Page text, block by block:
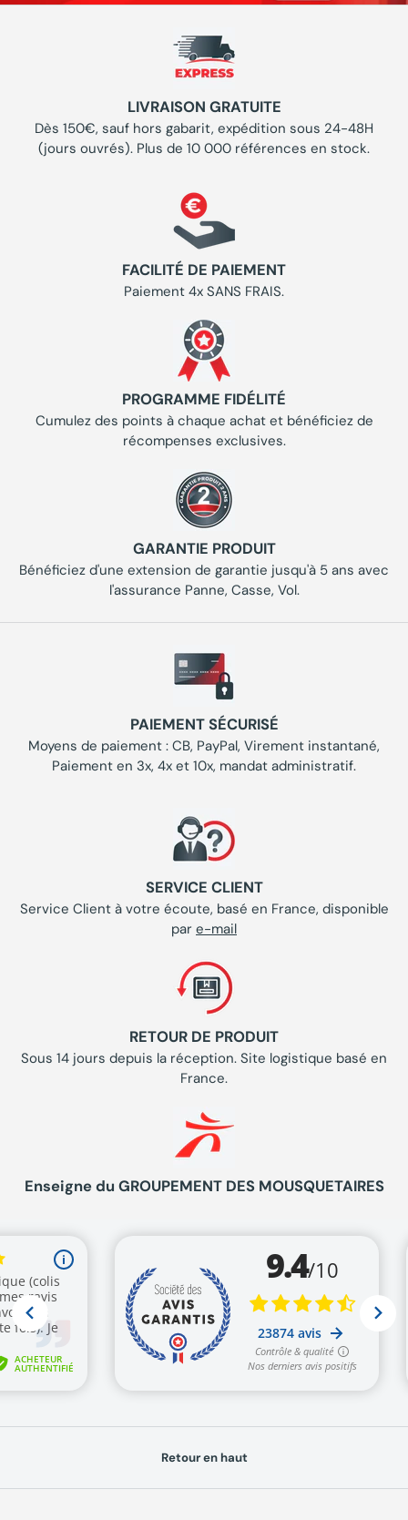
LIVRAISON GRATUITE
Dès 150€, sauf hors gabarit, expédition sous 24-48H
(jours ouvrés). Plus de 10 000 références en stock.
FACILITÉ DE PAIEMENT
Paiement 4x SANS FRAIS.
PROGRAMME FIDÉLITÉ
Cumulez des points à chaque achat et bénéficiez de
récompenses exclusives.
GARANTIE PRODUIT
Bénéficiez d'une extension de garantie jusqu'à 5 ans avec
l'assurance Panne, Casse, Vol.
PAIEMENT SÉCURISÉ
Moyens de paiement : CB, PayPal, Virement instantané,
Paiement en 3x, 4x et 10x, mandat administratif.
SERVICE CLIENT
Service Client à votre écoute, basé en France, disponible
par e-mail
RETOUR DE PRODUIT
Sous 14 jours depuis la réception. Site logistique basé en
France.
Enseigne du GROUPEMENT DES MOUSQUETAIRES
Retour en haut